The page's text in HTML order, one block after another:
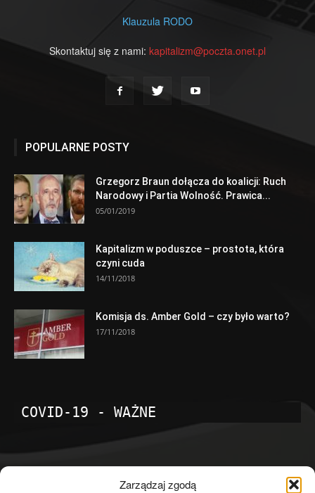
Zarządzaj zgodą
Klauzula RODO
Skontaktuj się z nami: kapitalizm@poczta.onet.pl
POPULARNE POSTY
Grzegorz Braun dołącza do koalicji: Ruch
Narodowy i Partia Wolność. Prawica...
05/01/2019
Kapitalizm w poduszce – prostota, która
czyni cuda
14/11/2018
Komisja ds. Amber Gold – czy było warto?
17/11/2018
COVID-19 - WAŻNE